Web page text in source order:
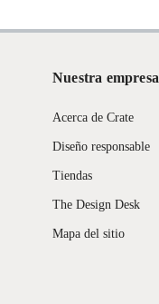
Nuestra empresa
Acerca de Crate
Diseño responsable
Tiendas
The Design Desk
Mapa del sitio